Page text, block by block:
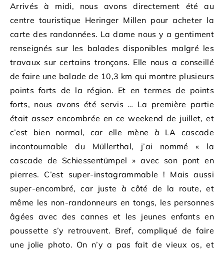
Arrivés à midi, nous avons directement été au
centre touristique Heringer Millen pour acheter la
carte des randonnées. La dame nous y a gentiment
renseignés sur les balades disponibles malgré les
travaux sur certains tronçons. Elle nous a conseillé
de faire une balade de 10,3 km qui montre plusieurs
points forts de la région. Et en termes de points
forts, nous avons été servis … La première partie
était assez encombrée en ce weekend de juillet, et
c’est bien normal, car elle mène à LA cascade
incontournable du Müllerthal, j’ai nommé « la
cascade de Schiessentümpel » avec son pont en
pierres. C’est super-instagrammable ! Mais aussi
super-encombré, car juste à côté de la route, et
même les non-randonneurs en tongs, les personnes
âgées avec des cannes et les jeunes enfants en
poussette s’y retrouvent. Bref, compliqué de faire
une jolie photo. On n’y a pas fait de vieux os, et